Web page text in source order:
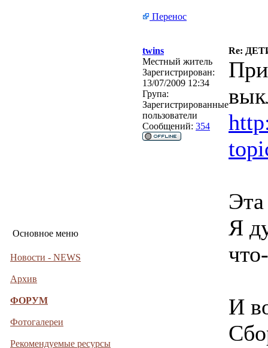
Основное меню
Новости - NEWS
Архив
ФОРУМ
Фотогалереи
Рекомендуемые ресурсы
Перенос
twins
Re:
Местный житель
Зарегистрирован:
13/07/2009 12:34
Група:
Зарегистрированные
пользователи
Сообщений: 354
Я
И